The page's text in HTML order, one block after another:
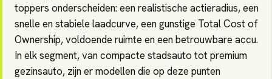
toppers onderscheiden: een realistische actieradius, een
snelle en stabiele laadcurve, een gunstige Total Cost of
Ownership, voldoende ruimte en een betrouwbare accu.
In elk segment, van compacte stadsauto tot premium
gezinsauto, zijn er modellen die op deze punten